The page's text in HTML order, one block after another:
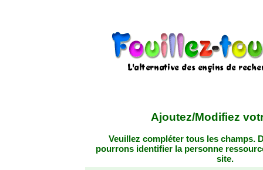
Ajoutez/Modifiez
Veuillez compléter tous les champs.
pourrons identifier la personne
site.